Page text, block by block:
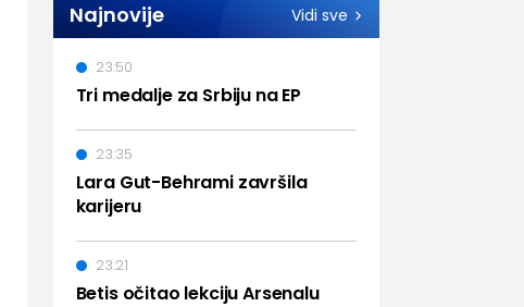
Najnovije Vidi sve
Tri medalje za Srbiju na EP
23:50
Lara Gut-Behrami završila
karijeru
23:35
Betis očitao lekciju Arsenalu
23:21